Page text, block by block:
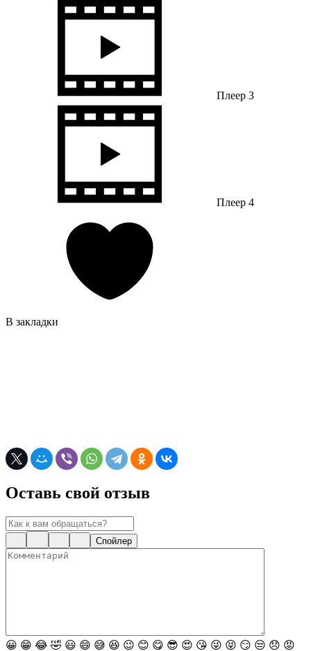
Плеер 3
Плеер 4
В закладки
Оставь свой отзыв
Спойлер
😀 😁 😂 🤣 😃 😄 😅 😆 😉 😊 😋 😎 😍 😘 😜 😝 😏 😒 😞 😡